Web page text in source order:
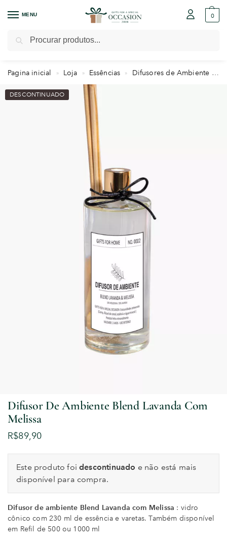
MENU 0
Pagina inicial » Loja » Essências » Difusores de Ambiente
DESCONTINUADO
Difusor De Ambiente Blend Lavanda Com
Melissa
R$89,90
Este produto foidescontinuado e não está mais
disponível para compra.
Difusor de ambiente Blend Lavanda com Melissa : vidro
cônico com 230 ml de essência e varetas. Também disponível
em Refil de 500 ou 1000 ml